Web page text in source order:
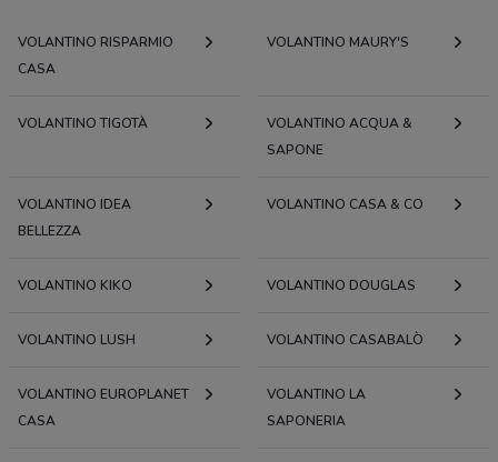
VOLANTINO RISPARMIO
CASA
VOLANTINO MAURY'S
VOLANTINO TIGOTÀ
VOLANTINO ACQUA &
SAPONE
VOLANTINO IDEA
BELLEZZA
VOLANTINO CASA & CO
VOLANTINO KIKO VOLANTINO DOUGLAS
VOLANTINO LUSH VOLANTINO CASABALÒ
VOLANTINO EUROPLANET
CASA
VOLANTINO LA
SAPONERIA